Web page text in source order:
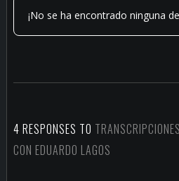
¡No se ha encontrado ninguna
4 RESPONSES TO
CON EDUARDO LAGOS